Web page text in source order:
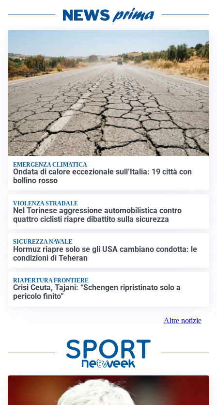
EMERGENZA CLIMATICA
Ondata di calore eccezionale sull’Italia: 19 città con
bollino rosso
VIOLENZA STRADALE
Nel Torinese aggressione automobilistica contro
quattro ciclisti riapre dibattito sulla sicurezza
SICUREZZA NAVALE
Hormuz riapre solo se gli USA cambiano condotta: le
condizioni di Teheran
RIAPERTURA FRONTIERE
Crisi Ceuta, Tajani: “Schengen ripristinato solo a
pericolo finito”
Altre notizie